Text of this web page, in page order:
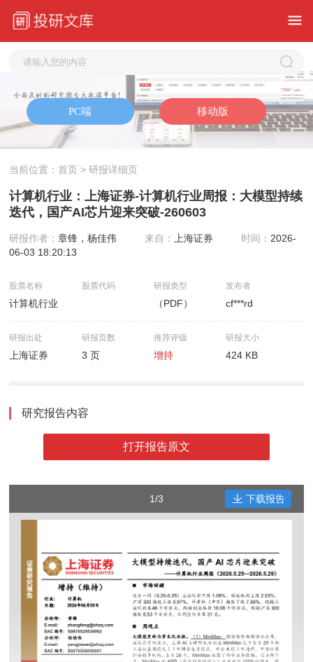
当前位置：首页 > 研报详细页
计算机行业：上海证券-计算机行业周报：大模型持续
迭代，国产AI芯片迎来突破-260603
研报作者：章锋，杨佳伟 来自： 上海证券 时间： 2026-
06-03 18:20:13
股票名称
计算机行业
股票代码 研报类型
（PDF）
发布者
cf***rd
研报出处
上海证券
研报页数
3 页
推荐评级
增持
研报大小
424 KB
研究报告内容
打开报告原文
1/3 下载报告